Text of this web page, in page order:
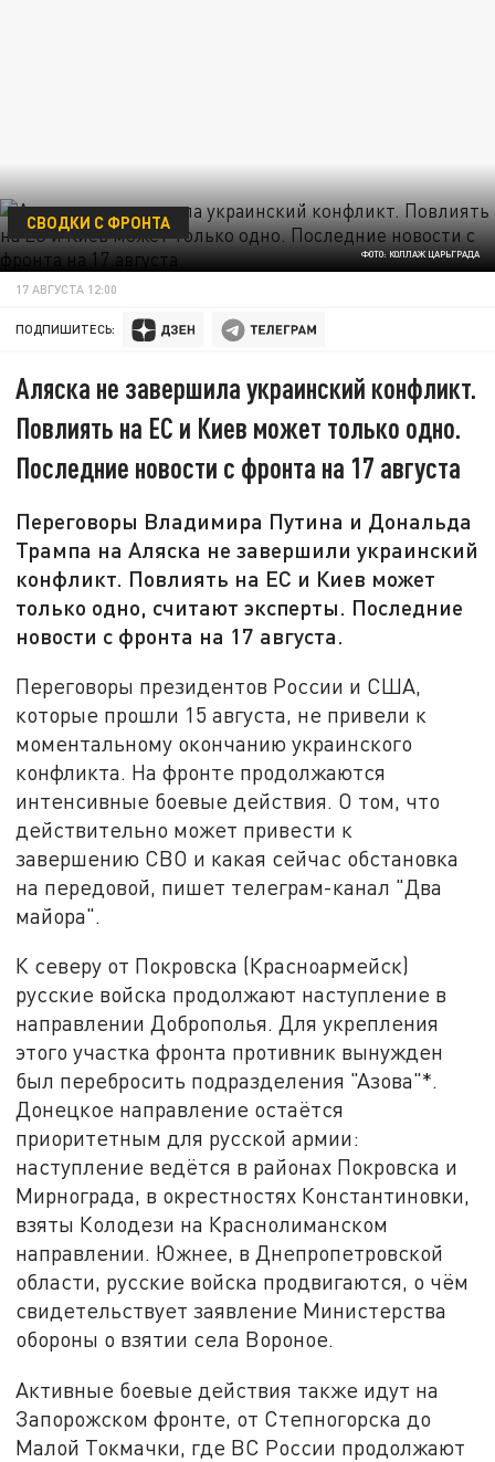
ФОТО: КОЛЛАЖ ЦАРЬГРАДА
СВОДКИ С ФРОНТА
17 АВГУСТА 12:00
ПОДПИШИТЕСЬ:
Аляска не завершила украинский конфликт.
Повлиять на ЕС и Киев может только одно.
Последние новости с фронта на 17 августа
Переговоры Владимира Путина и Дональда
Трампа на Аляска не завершили украинский
конфликт. Повлиять на ЕС и Киев может
только одно, считают эксперты. Последние
новости с фронта на 17 августа.
Переговоры президентов России и США,
которые прошли 15 августа, не привели к
моментальному окончанию украинского
конфликта. На фронте продолжаются
интенсивные боевые действия. О том, что
действительно может привести к
завершению СВО и какая сейчас обстановка
на передовой, пишет телеграм-канал "Два
майора".
К северу от Покровска (Красноармейск)
русские войска продолжают наступление в
направлении Доброполья. Для укрепления
этого участка фронта противник вынужден
был перебросить подразделения "Азова"*.
Донецкое направление остаётся
приоритетным для русской армии:
наступление ведётся в районах Покровска и
Мирнограда, в окрестностях Константиновки,
взяты Колодези на Краснолиманском
направлении. Южнее, в Днепропетровской
области, русские войска продвигаются, о чём
свидетельствует заявление Министерства
обороны о взятии села Вороное.
Активные боевые действия также идут на
Запорожском фронте, от Степногорска до
Малой Токмачки, где ВС России продолжают